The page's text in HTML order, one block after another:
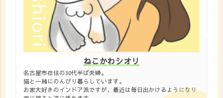
ねこかわシオリ
名古屋市在住の30代半ば夫婦。
猫と一緒にのんびり暮らしています。
お家大好きのインドア派ですが、最近は毎日出かけるようになり